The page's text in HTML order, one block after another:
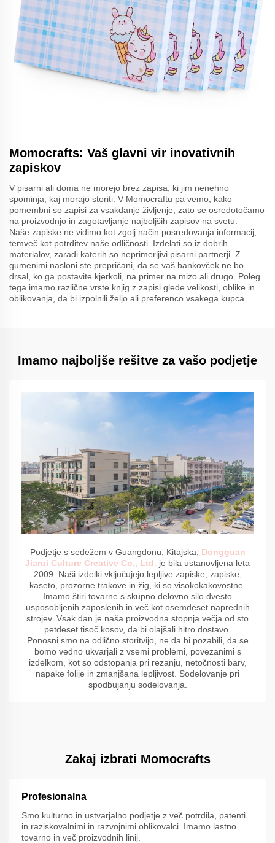
Momocrafts: Vaš glavni vir inovativnih
zapiskov
V pisarni ali doma ne morejo brez zapisa, ki jim nenehno
spominja, kaj morajo storiti. V Momocraftu pa vemo, kako
pomembni so zapisi za vsakdanje življenje, zato se osredotočamo
na proizvodnjo in zagotavljanje najboljših zapisov na svetu.
Naše zapiske ne vidimo kot zgolj način posredovanja informacij,
temveč kot potrditev naše odličnosti. Izdelati so iz dobrih
materialov, zaradi katerih so neprimerljivi pisarni partnerji. Z
gumenimi nasloni ste prepričani, da se vaš bankovček ne bo
drsal, ko ga postavite kjerkoli, na primer na mizo ali drugo. Poleg
tega imamo različne vrste knjig z zapisi glede velikosti, oblike in
oblikovanja, da bi izpolnili željo ali preferenco vsakega kupca.
Imamo najboljše rešitve za vašo podjetje
Podjetje s sedežem v Guangdonu, Kitajska, Dongguan
Jiarui Culture Creative Co., Ltd. je bila ustanovljena leta
2009. Naši izdelki vključujejo lepljive zapiske, zapiske,
kaseto, prozorne trakove in žig, ki so visokokakovostne.
Imamo štiri tovarne s skupno delovno silo dvesto
usposobljenih zaposlenih in več kot osemdeset naprednih
strojev. Vsak dan je naša proizvodna stopnja večja od sto
petdeset tisoč kosov, da bi olajšali hitro dostavo.
Ponosni smo na odlično storitvijo, ne da bi pozabili, da se
bomo vedno ukvarjali z vsemi problemi, povezanimi s
izdelkom, kot so odstopanja pri rezanju, netočnosti barv,
napake folije in zmanjšana lepljivost. Sodelovanje pri
spodbujanju sodelovanja.
Zakaj izbrati Momocrafts
Profesionalna
Smo kulturno in ustvarjalno podjetje z več potrdila, patenti
in raziskovalnimi in razvojnimi oblikovalci. Imamo lastno
tovarno in več proizvodnih linij.